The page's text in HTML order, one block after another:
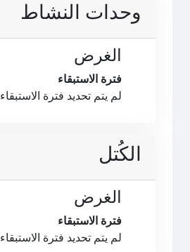
وحدات النشاط
الغرض
فترة الاستبقاء
لم يتم تحديد فترة الاستبقاء
الكُتل
الغرض
فترة الاستبقاء
لم يتم تحديد فترة الاستبقاء